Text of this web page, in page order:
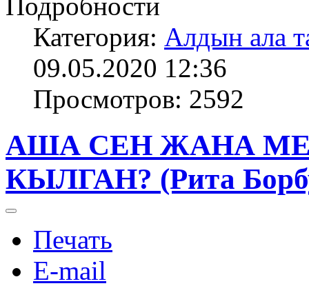
Категория: Алдын ала
09.05.2020 12:36
Просмотров: 2592
АША СЕН ЖАНА
КЫЛГАН? (Рита
Печать
E-mail